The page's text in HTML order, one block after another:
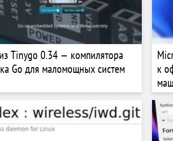
Tinygo 0.34 — компилятора
Go для маломощных систем
к